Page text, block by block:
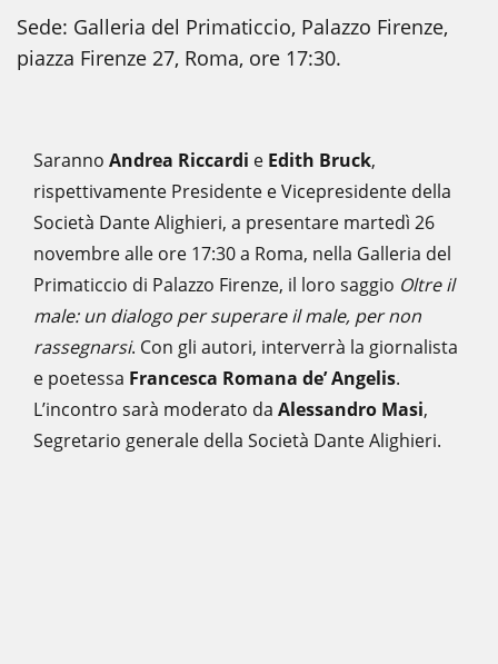
Sede: Galleria del Primaticcio, Palazzo Firenze,
piazza Firenze 27, Roma, ore 17:30.
Saranno Andrea Riccardi e Edith Bruck,
rispettivamente Presidente e Vicepresidente della
Società Dante Alighieri, a presentare martedì 26
novembre alle ore 17:30 a Roma, nella Galleria del
Primaticcio di Palazzo Firenze, il loro saggio Oltre il
male: un dialogo per superare il male, per non
rassegnarsi. Con gli autori, interverrà la giornalista
e poetessa Francesca Romana de’ Angelis.
L’incontro sarà moderato da Alessandro Masi,
Segretario generale della Società Dante Alighieri.